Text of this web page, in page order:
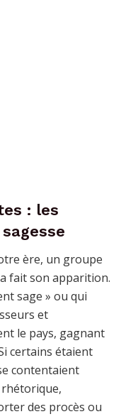
: les
ère, un groupe
fait son apparition.
sage » ou qui
et
le pays, gagnant
certains étaient
contentaient
rhétorique,
des procès ou